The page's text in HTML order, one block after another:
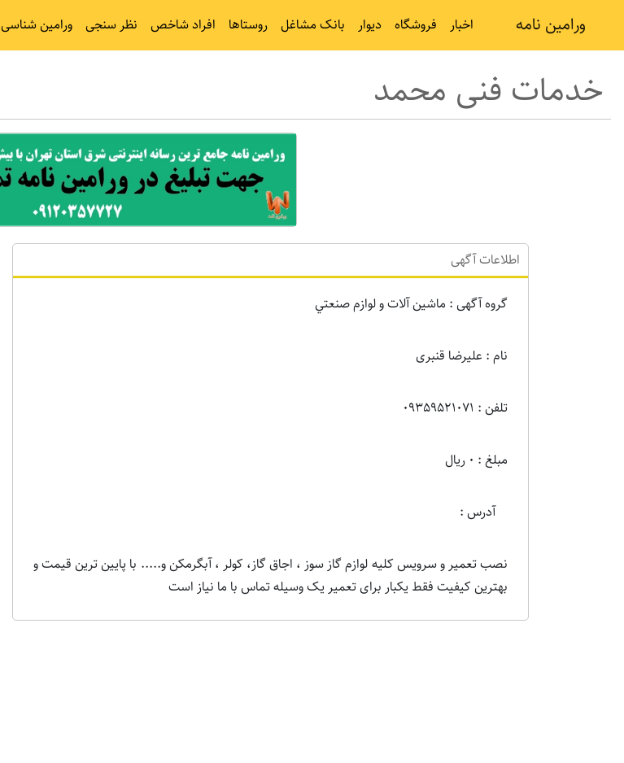
ورامین نامه اخبار فروشگاه دیوار بانک مشاغل روستاها افراد شاخص نظر سنجی ورامین شناسی
خدمات فنی محمد
اطلاعات آگهی
گروه آگهی : ماشين آلات و لوازم صنعتي
نام : علیرضا قنبری
تلفن : 09359521071
مبلغ : 0 ریال
آدرس :
نصب تعمیر و سرویس کلیه لوازم گاز سوز ، اجاق گاز، کولر ، آبگرمکن و..... با پایین ترین قیمت و
بهترین کیفیت فقط یکبار برای تعمیر یک وسیله تماس با ما نیاز است